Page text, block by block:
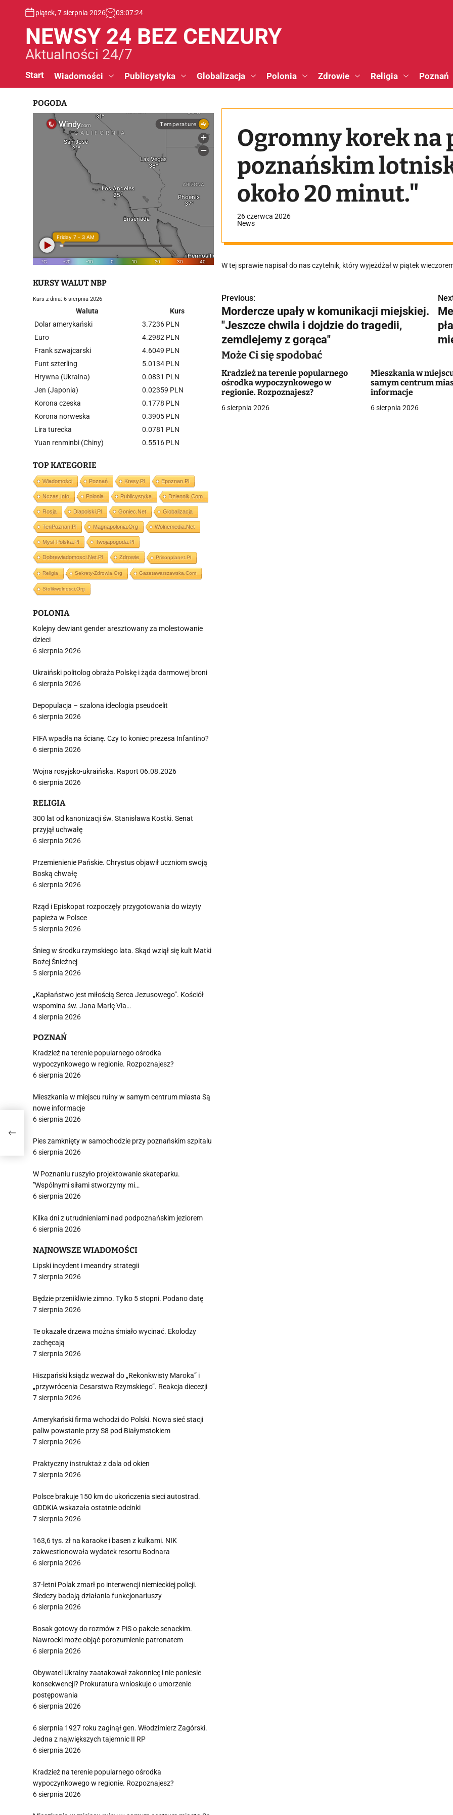
piątek, 7 sierpnia 2026 03:07:25
NEWSY 24 BEZ CENZURY
Aktualności 24/7
Start Wiadomości Publicystyka Globalizacja Polonia Zdrowie Religia Poznań
Ogromny korek
poznańskim
około 20 minut."
26 czerwca 2026
News
W tej sprawie napisał do nas czytelnik, który wyjeżdżał w piątek
N
a
w
i
g
a
Previous:
Mordercze upały w komunikacji miejskiej.
"Jeszcze chwila i dojdzie do tragedii,
zemdlejemy z gorąca"
Może Ci się spodobać
Kradzież na terenie popularnego
ośrodka wypoczynkowego w
regionie. Rozpoznajesz?
6 sierpnia 2026
Mieszkania w
samym centrum
informacje
6 sierpnia 2026
POGODA
KURSY WALUT NBP
Kurs z dnia: 6 sierpnia 2026
Waluta
Kurs
Dolar amerykański
3.7236 PLN
Euro
4.2982 PLN
Frank szwajcarski
4.6049 PLN
Funt szterling
5.0134 PLN
Hrywna (Ukraina)
0.0831 PLN
Jen (Japonia)
0.02359 PLN
Korona czeska
0.1778 PLN
Korona norweska
0.3905 PLN
Lira turecka
0.0781 PLN
Yuan renminbi (Chiny)
0.5516 PLN
TOP KATEGORIE
Wiadomości Poznań Kresy.pl Epoznan.pl
Nczas.info Polonia Publicystyka Dziennik.com
Rosja Dlapolski.pl Goniec.net Globalizacja
TenPoznan.pl Magnapolonia.org Wolnemedia.net
Mysl-Polska.pl Twojapogoda.pl
Dobrewiadomosci.net.pl Zdrowie Prisonplanet.pl
Religia Sekrety-Zdrowia.org Gazetawarszawska.com
Stolikwolnosci.org
POLONIA
Kolejny dewiant gender aresztowany za molestowanie
dzieci
6 sierpnia 2026
Ukraiński politolog obraża Polskę i żąda darmowej broni
6 sierpnia 2026
Depopulacja – szalona ideologia pseudoelit
6 sierpnia 2026
FIFA wpadła na ścianę. Czy to koniec prezesa Infantino?
6 sierpnia 2026
Wojna rosyjsko-ukraińska. Raport 06.08.2026
6 sierpnia 2026
RELIGIA
300 lat od kanonizacji św. Stanisława Kostki. Senat
przyjął uchwałę
6 sierpnia 2026
Przemienienie Pańskie. Chrystus objawił uczniom swoją
Boską chwałę
6 sierpnia 2026
Rząd i Episkopat rozpoczęły przygotowania do wizyty
papieża w Polsce
5 sierpnia 2026
Śnieg w środku rzymskiego lata. Skąd wziął się kult Matki
Bożej Śnieżnej
5 sierpnia 2026
„Kapłaństwo jest miłością Serca Jezusowego”. Kościół
wspomina św. Jana Marię Via…
4 sierpnia 2026
POZNAŃ
Kradzież na terenie popularnego ośrodka
wypoczynkowego w regionie. Rozpoznajesz?
6 sierpnia 2026
Mieszkania w miejscu ruiny w samym centrum miasta Są
nowe informacje
6 sierpnia 2026
Pies zamknięty w samochodzie przy poznańskim szpitalu
6 sierpnia 2026
W Poznaniu ruszyło projektowanie skateparku.
"Wspólnymi siłami stworzymy mi…
6 sierpnia 2026
Kilka dni z utrudnieniami nad podpoznańskim jeziorem
6 sierpnia 2026
NAJNOWSZE WIADOMOŚCI
Lipski incydent i meandry strategii
7 sierpnia 2026
Będzie przenikliwie zimno. Tylko 5 stopni. Podano datę
7 sierpnia 2026
Te okazałe drzewa można śmiało wycinać. Ekolodzy
zachęcają
7 sierpnia 2026
Hiszpański ksiądz wezwał do „Rekonkwisty Maroka” i
„przywrócenia Cesarstwa Rzymskiego”. Reakcja diecezji
7 sierpnia 2026
Amerykański firma wchodzi do Polski. Nowa sieć stacji
paliw powstanie przy S8 pod Białymstokiem
7 sierpnia 2026
Praktyczny instruktaż z dala od okien
7 sierpnia 2026
Polsce brakuje 150 km do ukończenia sieci autostrad.
GDDKiA wskazała ostatnie odcinki
7 sierpnia 2026
163,6 tys. zł na karaoke i basen z kulkami. NIK
zakwestionowała wydatek resortu Bodnara
6 sierpnia 2026
37-letni Polak zmarł po interwencji niemieckiej policji.
Śledczy badają działania funkcjonariuszy
6 sierpnia 2026
Bosak gotowy do rozmów z PiS o pakcie senackim.
Nawrocki może objąć porozumienie patronatem
6 sierpnia 2026
Obywatel Ukrainy zaatakował zakonnicę i nie poniesie
konsekwencji? Prokuratura wnioskuje o umorzenie
postępowania
6 sierpnia 2026
6 sierpnia 1927 roku zaginął gen. Włodzimierz Zagórski.
Jedna z największych tajemnic II RP
6 sierpnia 2026
Kradzież na terenie popularnego ośrodka
wypoczynkowego w regionie. Rozpoznajesz?
6 sierpnia 2026
z